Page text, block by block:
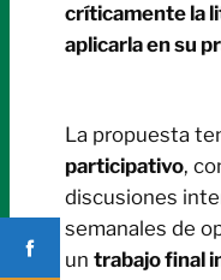
críticamente la
aplicarla en su
La propuesta
participativo,
discusiones
semanales de
un trabajo final